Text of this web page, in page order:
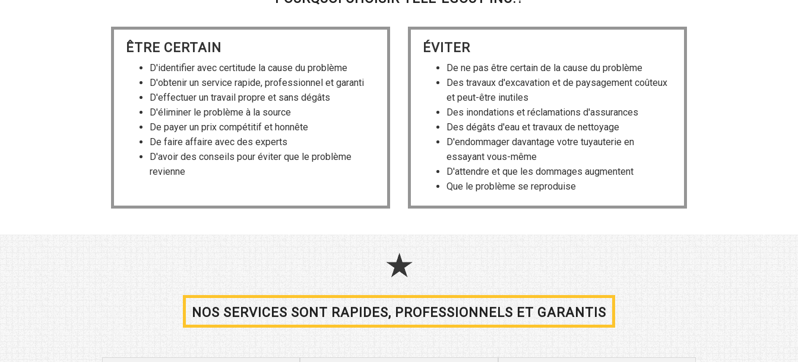
ÊTRE CERTAIN
D'identifier avec certitude la cause du problème
D'obtenir un service rapide, professionnel et garanti
D'effectuer un travail propre et sans dégâts
D'éliminer le problème à la source
De payer un prix compétitif et honnête
De faire affaire avec des experts
D'avoir des conseils pour éviter que le problème
revienne
ÉVITER
De ne pas être certain de la cause du problème
Des travaux d'excavation et de paysagement coûteux
et peut-être inutiles
Des inondations et réclamations d'assurances
Des dégâts d'eau et travaux de nettoyage
D'endommager davantage votre tuyauterie en
essayant vous-même
D'attendre et que les dommages augmentent
Que le problème se reproduise
NOS SERVICES SONT RAPIDES, PROFESSIONNELS ET GARANTIS